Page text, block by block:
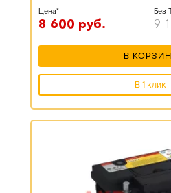
Цена*
8 600 руб.
Без
9
В
В 1 клик